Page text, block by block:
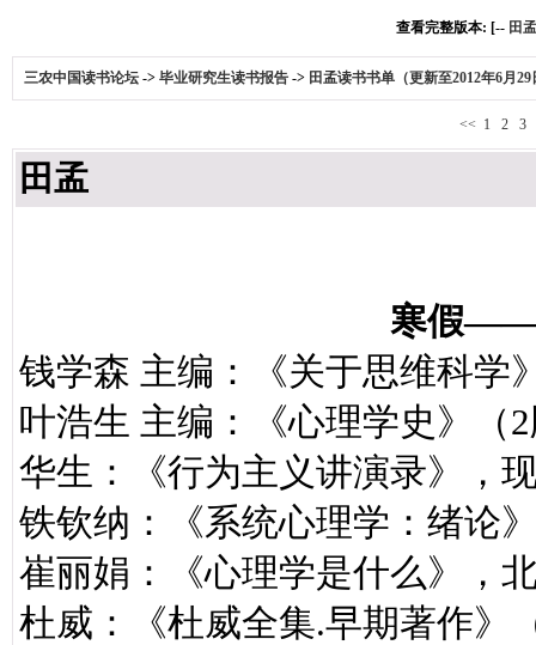
查看完整版本: [-- 田
三农中国读书论坛 -> 毕业研究生读书报告 -> 田孟读书书单（更新至2012年6月29
<< 1 2 3
田孟
寒假
钱学森 主编：《关于思维科学
叶浩生 主编：《心理学史》（
华生：《行为主义讲演录》，
铁钦纳：《系统心理学：绪论
崔丽娟：《心理学是什么》，
杜威：《杜威全集.早期著作》